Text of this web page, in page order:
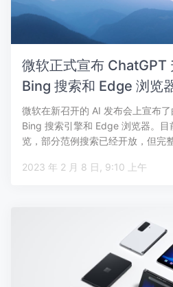
微软正式宣布 ChatGPT
Bing 搜索和 Edge 浏览
微软在新召开的 AI 发布会上宣布
Bing 搜索引擎和 Edge 浏览器。
览，部分范例搜索已经开放，但完
2023 年 2 月 8 日, 9:10 上午